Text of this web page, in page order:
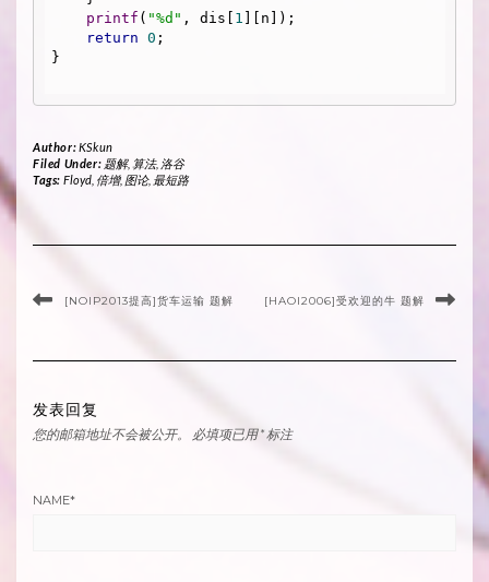
printf ( "%d" , dis[ 1 ][n]);
return 0 ;
}
Author: KSkun
Filed Under: 题解, 算法, 洛谷
Tags: Floyd, 倍增, 图论, 最短路
[NOIP2013提高]货车运输 题解 [HAOI2006]受欢迎的牛 题解
发表回复
您的邮箱地址不会被公开。 必填项已用*标注
NAME*